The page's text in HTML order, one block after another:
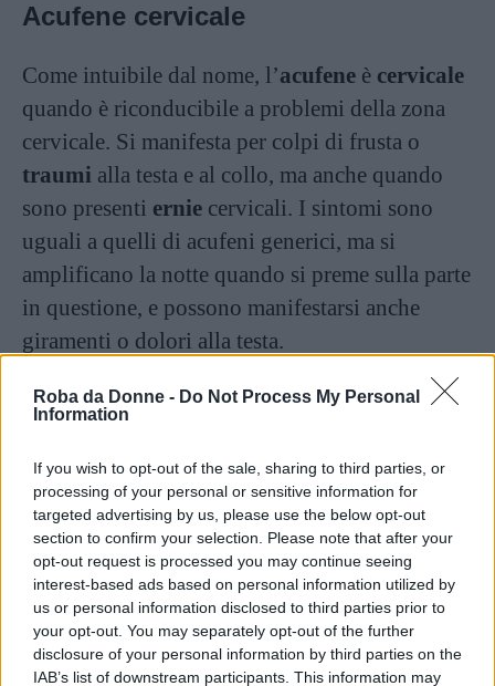
Roba da Donne - Do Not Process My Personal
Information
If you wish to opt-out of the sale, sharing to third parties, or
processing of your personal or sensitive information for
targeted advertising by us, please use the below opt-out
section to confirm your selection. Please note that after your
opt-out request is processed you may continue seeing
interest-based ads based on personal information utilized by
us or personal information disclosed to third parties prior to
your opt-out. You may separately opt-out of the further
disclosure of your personal information by third parties on the
IAB’s list of downstream participants. This information may
Acufene cervicale
Come intuibile dal nome, l’acufene è cervicale
quando è riconducibile a problemi della zona
cervicale. Si manifesta per colpi di frusta o
traumi alla testa e al collo, ma anche quando
sono presenti ernie cervicali. I sintomi sono
uguali a quelli di acufeni generici, ma si
amplificano la notte quando si preme sulla parte
in questione, e possono manifestarsi anche
giramenti o dolori alla testa.
Se correttamente diagnosticato dall’otorino, per
zona cervicale e la causa del ronzio. Gli acufeni
cervicali si possono ancheprevenire, cercando
di limitare i problemi nella zona del collo e
della testa, principalmente usando un
materasso ortopedicoe ilcuscinogiusto.
Acufene da stress